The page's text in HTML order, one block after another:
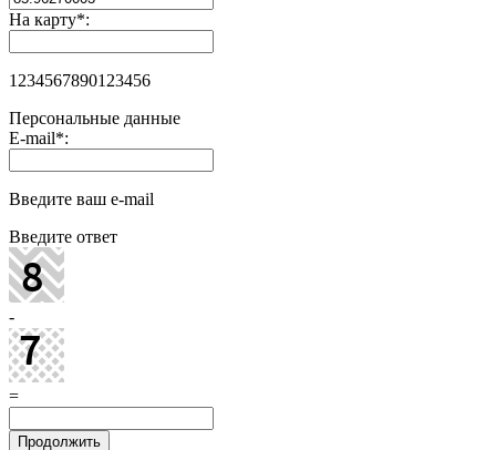
На карту*:
1234567890123456
Персональные данные
E-mail*:
Введите ваш e-mail
Введите ответ
-
=